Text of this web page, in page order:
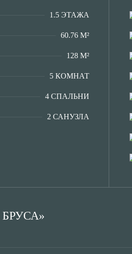
1.5 ЭТАЖА
60.76 М²
128 М²
5 КОМНАТ
4 СПАЛЬНИ
2 САНУЗЛА